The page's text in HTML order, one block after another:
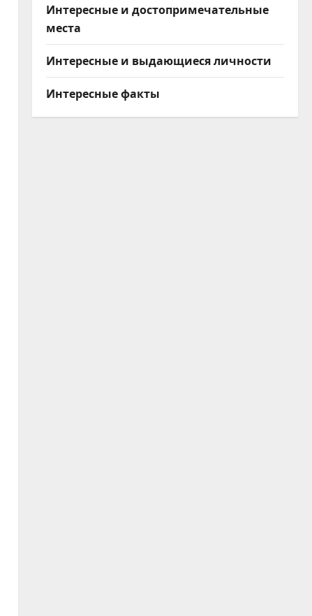
Интересные и достопримечательные
места
Интересные и выдающиеся личности
Интересные факты